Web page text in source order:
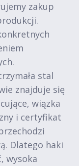
zakup
stal
znajduje się
wiązka
i certyfikat
Dlatego haki
wysoka